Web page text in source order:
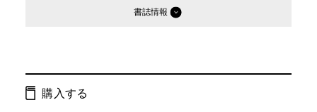
書誌情報
ISBN：
購入する